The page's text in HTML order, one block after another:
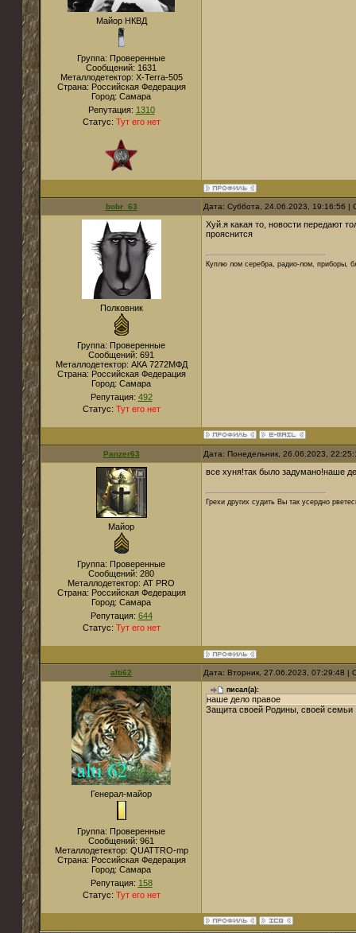
Майор НКВД
Группа: Проверенные
Сообщений: 1631
Металлодетектор: X-Terra-505
Страна: Российская Федерация
Город: Самара
Репутация: 1310
Статус: Тут его нет
bobr_63 Дата: Суббота, 24.06.2023, 19:16:56
Полковник
Группа: Проверенные
Сообщений: 691
Металлодетектор: АКА 7272МФД
Страна: Российская Федерация
Город: Самара
Репутация: 492
Статус: Тут его нет
Хуй.я какая то, новости передают
прояснится
Куплю лом серебра, радио-лом, приборы,
Panzer63 Дата: Понедельник, 26.06.2023,
Майор
Группа: Проверенные
Сообщений: 280
Металлодетектор: AT PRO
Страна: Российская Федерация
Город: Самара
Репутация: 644
Статус: Тут его нет
все хуня!так было задумано!наше
Грехи других судить Вы так усердно
alti62 Дата: Вторник, 27.06.2023, 07:29:48
Генерал-майор
Группа: Проверенные
Сообщений: 961
Металлодетектор: QUATTRO-mp
Страна: Российская Федерация
Город: Самара
Репутация: 158
Статус: Тут его нет
писал(а):
наше дело правое
Защита своей Родины, своей семьи